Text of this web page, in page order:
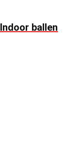
Indoor ballen